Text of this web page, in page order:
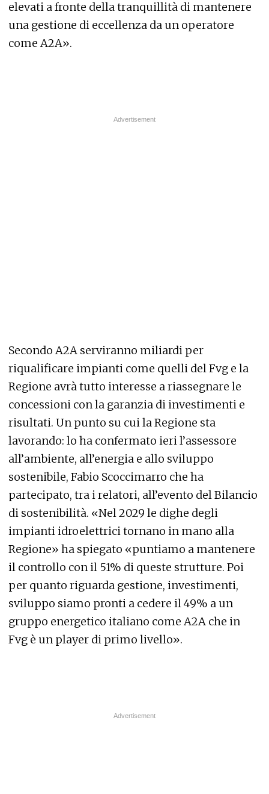
elevati a fronte della tranquillità di mantenere
una gestione di eccellenza da un operatore
come A2A».
Secondo A2A serviranno miliardi per
riqualificare impianti come quelli del Fvg e la
Regione avrà tutto interesse a riassegnare le
concessioni con la garanzia di investimenti e
risultati. Un punto su cui la Regione sta
lavorando: lo ha confermato ieri l’assessore
all’ambiente, all’energia e allo sviluppo
sostenibile, Fabio Scoccimarro che ha
partecipato, tra i relatori, all’evento del Bilancio
di sostenibilità. «Nel 2029 le dighe degli
impianti idroelettrici tornano in mano alla
Regione» ha spiegato «puntiamo a mantenere
il controllo con il 51% di queste strutture. Poi
per quanto riguarda gestione, investimenti,
sviluppo siamo pronti a cedere il 49% a un
gruppo energetico italiano come A2A che in
Fvg è un player di primo livello».